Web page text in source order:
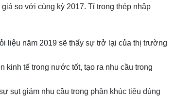
so với cùng kỳ 2017. Tỉ trọng thép nhập
liệu năm 2019 sẽ thấy sự trở lại của thị trường
kinh tế trong nước tốt, tạo ra nhu cầu trong
sụt giảm nhu cầu trong phân khúc tiêu dùng